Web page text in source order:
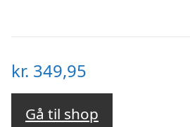
kr. 349,95
Gå til shop